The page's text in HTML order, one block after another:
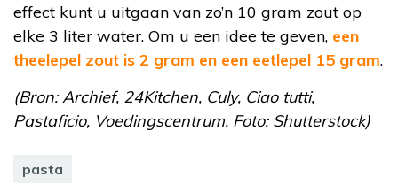
effect kunt u uitgaan van zo’n 10 gram zout op
elke 3 liter water. Om u een idee te geven, een
theelepel zout is 2 gram en een eetlepel 15 gram.
(Bron: Archief, 24Kitchen, Culy, Ciao tutti,
Pastaficio, Voedingscentrum. Foto: Shutterstock)
pasta